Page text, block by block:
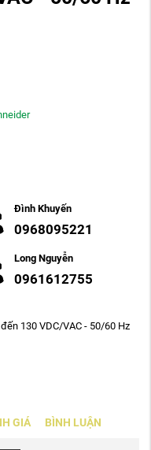
Đình Khuyến
0968095221
Long Nguyễn
0961612755
130 VDC/VAC - 50/60 Hz
GIÁ BÌNH LUẬN